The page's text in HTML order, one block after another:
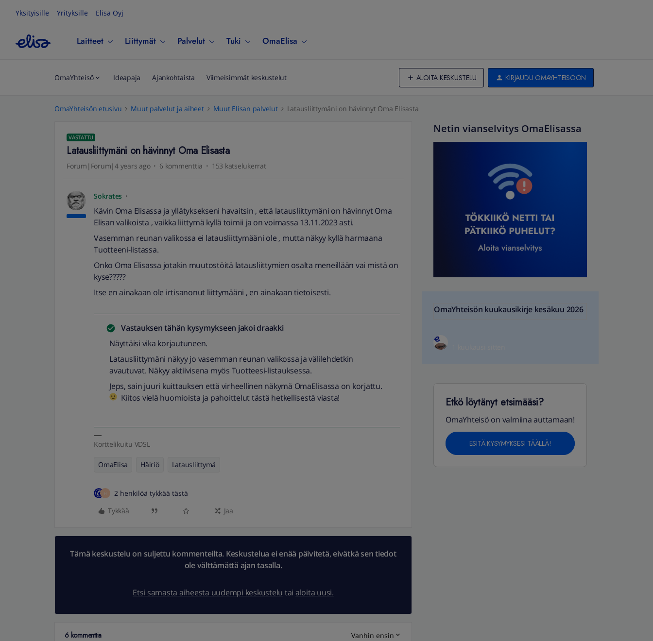
Yksityisille Yrityksille Elisa Oyj
Laitteet Liittymät Palvelut Tuki OmaElisa
OmaYhteisö Ideapaja Ajankohtaista Viimeisimmät keskustelut ALOITA KESKUSTELU KIRJAUDU OMAYHTEISÖÖN
OmaYhteisön etusivu Muut palvelut ja aiheet Muut Elisan palvelut Latausliittymäni on hävinnyt Oma Elisasta
VASTATTU
Latausliittymäni on hävinnyt Oma Elisasta
Forum|Forum|4 years ago 6 kommenttia 153 katselukerrat
Sokrates
Kävin Oma Elisassa ja yllätyksekseni havaitsin , että latausliittymäni on hävinnyt Oma
Elisan valikoista , vaikka liittymä kyllä toimii ja on voimassa 13.11.2023 asti.
Vasemman reunan valikossa ei latausliittymääni ole , mutta näkyy kyllä harmaana
Tuotteeni-listassa.
Onko Oma Elisassa jotakin muutostöitä latausliittymien osalta meneillään vai mistä on
kyse?????
Itse en ainakaan ole irtisanonut liittymääni , en ainakaan tietoisesti.
Vastauksen tähän kysymykseen jakoi draakki
Näyttäisi vika korjautuneen.
Latausliittymäni näkyy jo vasemman reunan valikossa ja välilehdetkin
avautuvat. Näkyy aktiivisena myös Tuotteesi-listauksessa.
Jeps, sain juuri kuittauksen että virheellinen näkymä OmaElisassa on korjattu.
Kiitos vielä huomioista ja pahoittelut tästä hetkellisestä viasta!
Korttelikuitu VDSL
OmaElisa Häiriö Latausliittymä
H
2 henkilöä tykkää tästä
Tykkää
Jaa
Tämä keskustelu on suljettu kommenteilta. Keskustelua ei enää päivitetä, eivätkä sen tiedot
ole välttämättä ajan tasalla.
Etsi samasta aiheesta uudempi keskustelu tai aloita uusi.
6 kommenttia Vanhin ensin
Netin vianselvitys OmaElisassa
OmaYhteisön kuukausikirje kesäkuu 2026
Etkö löytänyt etsimääsi?
OmaYhteisö on valmiina auttamaan!
ESITÄ KYSYMYKSESI TÄÄLLÄ!